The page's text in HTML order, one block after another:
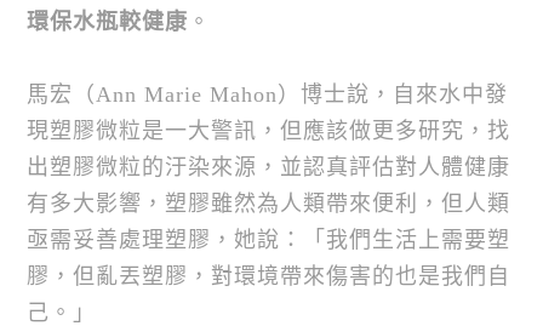
環保水瓶較健康 。
馬宏（Ann Marie Mahon）博士說，自來水中發
現塑膠微粒是一大警訊，但應該做更多研究，找
出塑膠微粒的汙染來源，並認真評估對人體健康
有多大影響，塑膠雖然為人類帶來便利，但人類
亟需妥善處理塑膠，她說：「我們生活上需要塑
膠，但亂丟塑膠，對環境帶來傷害的也是我們自
己。」